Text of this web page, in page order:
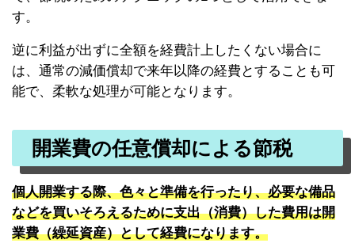
す。
逆に利益が出ずに全額を経費計上したくない場合に
は、通常の減価償却で来年以降の経費とすることも可
能で、柔軟な処理が可能となります。
開業費の任意償却による節税
個人開業する際、色々と準備を行ったり、必要な備品
などを買いそろえるために支出（消費）した費用は開
業費（繰延資産）として経費になります。